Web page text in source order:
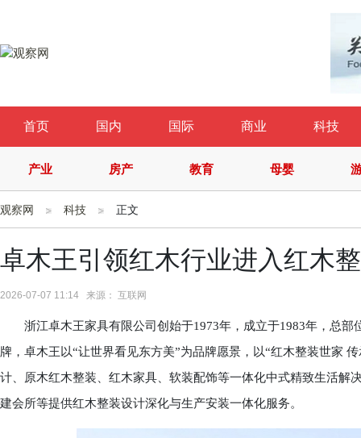
首页 国内 国际 商业 科技
产业 房产 教育 母婴
观察网 科技 正文
卓木王引领红木行业进入红木
2026-07-07 11:14 来源： 互联网
浙江卓木王家具有限公司创始于1973年，成立于1983年，总部
牌，卓木王以“让世界看见东方美”为品牌愿景，以“红木整装世家
计、原木红木整装、红木家具、软装配饰等一体化中式精致生活解
建会所等提供红木整装设计深化与生产安装一体化服务。